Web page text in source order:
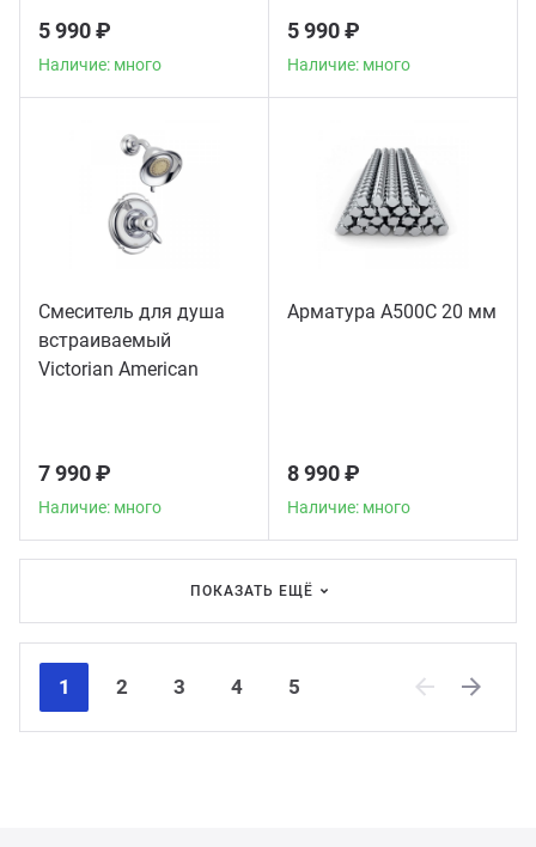
5 990 ₽
Наличие: много
5 990 ₽
Наличие: много
Смеситель для душа
встраиваемый
Victorian American
7 990 ₽
Наличие: много
Арматура А500С 20 мм
8 990 ₽
Наличие: много
ПОКАЗАТЬ ЕЩЁ
1 2 3 4
5